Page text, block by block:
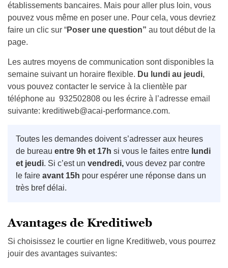
établissements bancaires. Mais pour aller plus loin, vous
pouvez vous même en poser une. Pour cela, vous devriez
faire un clic sur “Poser une question” au tout début de la
page.
Les autres moyens de communication sont disponibles la
semaine suivant un horaire flexible. Du lundi au jeudi,
vous pouvez contacter le service à la clientèle par
téléphone au 932502808 ou les écrire à l’adresse email
suivante: kreditiweb@acai-performance.com.
Toutes les demandes doivent s’adresser aux heures
de bureau entre 9h et 17h si vous le faites entre lundi
et jeudi. Si c’est un vendredi, vous devez par contre
le faire avant 15h pour espérer une réponse dans un
très bref délai.
Avantages de Kreditiweb
Si choisissez le courtier en ligne Kreditiweb, vous pourrez
jouir des avantages suivantes: